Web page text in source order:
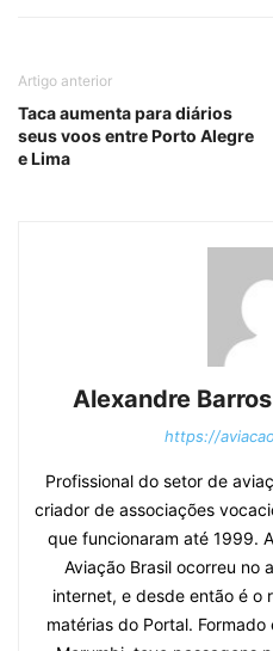
Artigo anterior
Taca aumenta para diários
seus voos entre Porto Alegre
e Lima
Alexandre
https://
Profissional do setor de
criador de associações
que funcionaram até 1999.
Aviação Brasil ocorreu no
internet, e desde então é o
matérias do Portal.